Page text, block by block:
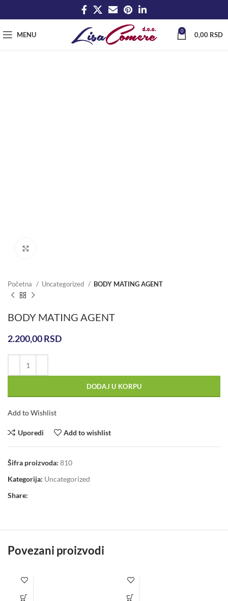
MENU 0 0,00 RSD
Početna Uncategorized BODY MATING AGENT
BODY MATING AGENT
2.200,00RSD
DODAJ U KORPU
Add to Wishlist
Uporedi Add to wishlist
Šifra proizvoda: 810
Kategorija: Uncategorized
Share:
Povezani proizvodi